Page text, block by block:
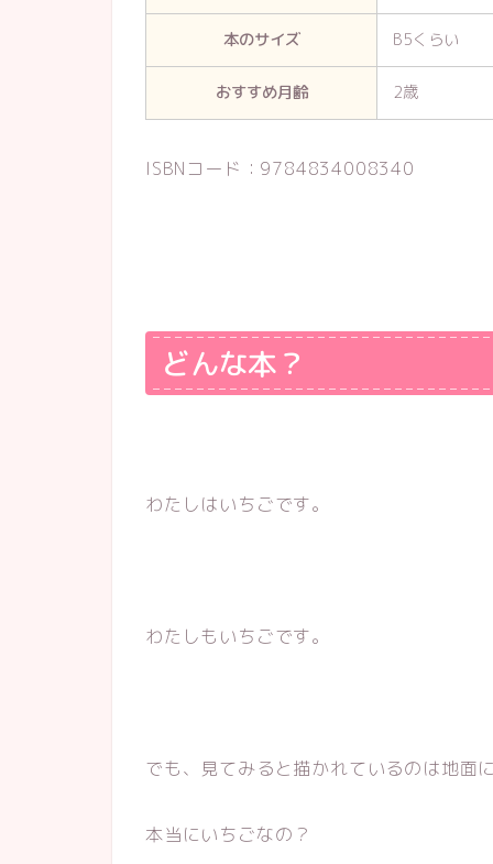
本のサイズ B5くらい
おすすめ月齢 2歳
ISBNコード：9784834008340
どんな本？
わたしはいちごです。
わたしもいちごです。
でも、見てみると描かれているのは地面
本当にいちごなの？